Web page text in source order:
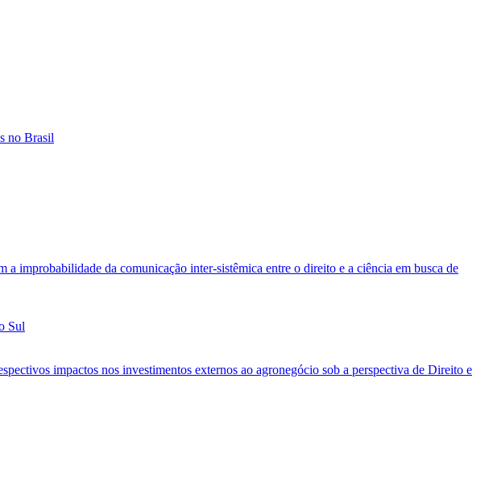
no Brasil
improbabilidade da comunicação inter-sistêmica entre o direito e a ciência em busca de
Sul
impactos nos investimentos externos ao agronegócio sob a perspectiva de Direito e